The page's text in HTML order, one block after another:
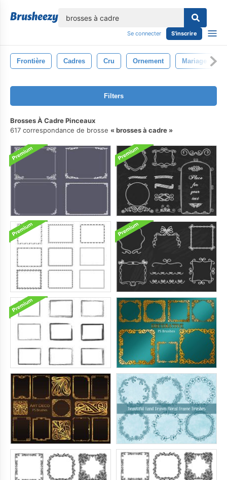
Se connecter S'inscrire
Frontière Cadres Cru Ornement Mariage
Filters
Brosses À Cadre Pinceaux
617 correspondance de brosse
brosses à cadre